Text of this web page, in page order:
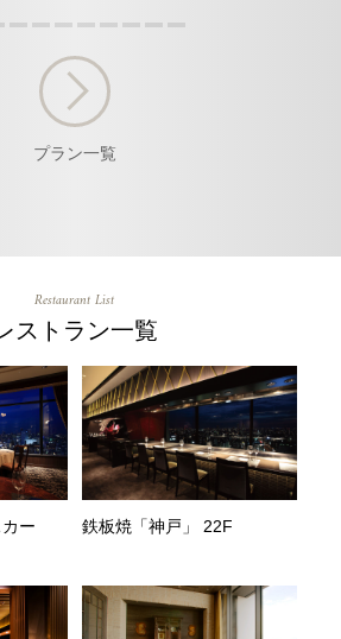
プラン一覧
Restaurant List
ストラン一覧
ー
鉄板焼「神戸」 22F